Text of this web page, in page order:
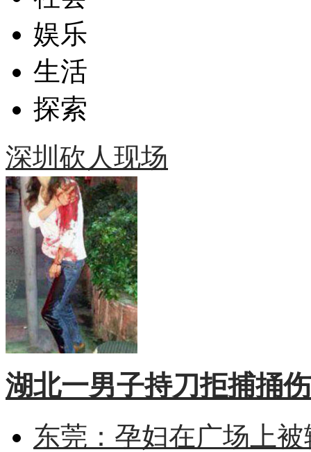
娱乐
生活
探索
深圳砍人现场
湖北一男子持刀拒捕捅
东莞：孕妇在广场上